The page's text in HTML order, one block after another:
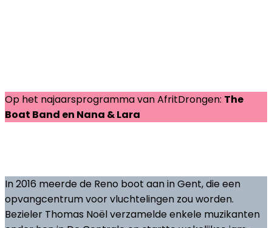
Op het najaarsprogramma van AfritDrongen: The
Boat Band en Nana & Lara
In 2016 meerde de Reno boot aan in Gent, die een
opvangcentrum voor vluchtelingen zou worden.
Bezieler Thomas Noël verzamelde enkele muzikanten